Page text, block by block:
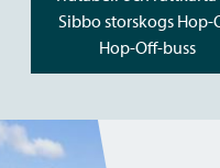
Sibbo storskogs Hop-
Hop-Off-buss